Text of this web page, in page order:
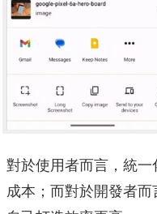
對於使用者而言，統
成本；而對於開發者